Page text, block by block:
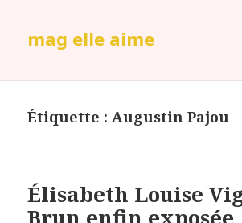
mag elle aime
Étiquette :Augustin Pajou
Élisabeth Louise